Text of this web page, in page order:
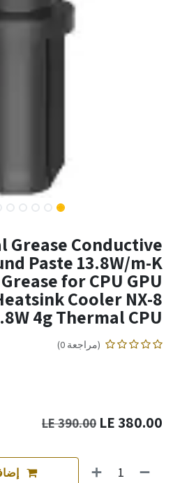
Grease Conductive
Paste 13.8W/m-K
for CPU GPU
Cooler NX-8
4g Thermal CPU
(مراجعة 0)
380.00
390.00
LE